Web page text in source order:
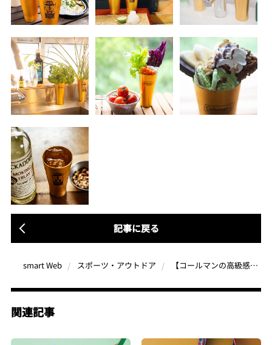
記事に戻る
smart Web スポーツ・アウトドア 【コールマンの高級感あるアルミタンブラー2個セット】秋のレジャーシーンもキンキンな一杯を楽しみたいアナタに
関連記事